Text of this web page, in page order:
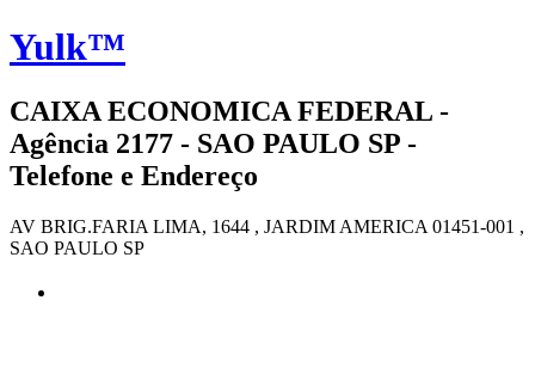
Yulk™
CAIXA ECONOMICA FEDERAL -
Agência 2177 - SAO PAULO SP -
Telefone e Endereço
AV BRIG.FARIA LIMA, 1644 , JARDIM AMERICA 01451-001 ,
SAO PAULO SP